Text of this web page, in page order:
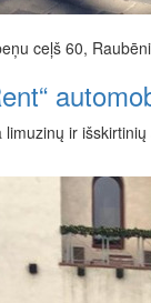
ceļš 60,
limuzinų ir